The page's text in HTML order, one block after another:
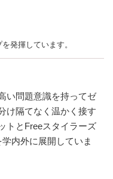
発揮しています。
い問題意識を持ってゼ
け隔てなく温かく接す
トとFreeスタイラーズ
内外に展開していま